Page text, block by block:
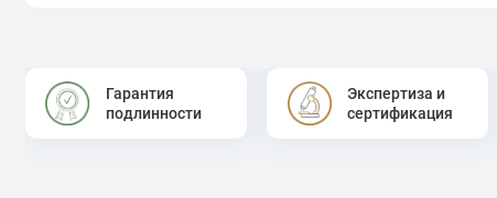
Гарантия
подлинности
Экспертиза и
сертификация